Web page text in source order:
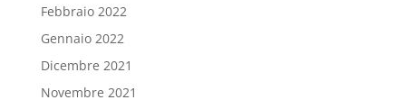
Febbraio 2022
Gennaio 2022
Dicembre 2021
Novembre 2021